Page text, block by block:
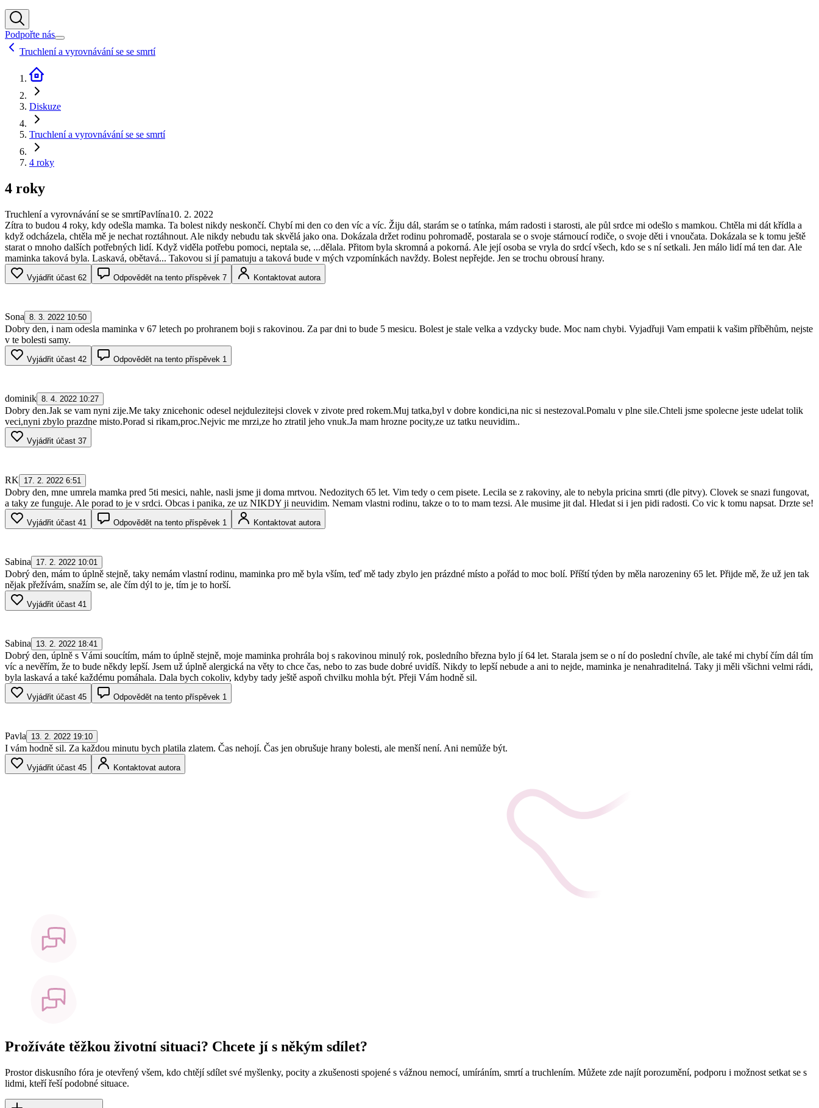
Podpořte nás
Truchlení a vyrovnávání se se smrtí
Diskuze
Truchlení a vyrovnávání se se smrtí
4 roky
4 roky
Truchlení a vyrovnávání se se smrtíPavlína10. 2. 2022
Zítra to budou 4 roky, kdy odešla mamka. Ta bolest nikdy neskončí. Chybí mi den co den víc a víc. Žiju dál, starám se o tatínka, mám radosti i starosti, ale půl srdce mi odešlo s mamkou. Chtěla mi dát křídla a
když odcházela, chtěla mě je nechat roztáhnout. Ale nikdy nebudu tak skvělá jako ona. Dokázala držet rodinu pohromadě, postarala se o svoje stárnoucí rodiče, o svoje děti i vnoučata. Dokázala se k tomu ještě
starat o mnoho dalších potřebných lidí. Když viděla potřebu pomoci, neptala se, ...dělala. Přitom byla skromná a pokorná. Ale její osoba se vryla do srdcí všech, kdo se s ní setkali. Jen málo lidí má ten dar. Ale
maminka taková byla. Laskavá, obětavá... Takovou si jí pamatuju a taková bude v mých vzpomínkách navždy. Bolest nepřejde. Jen se trochu obrousí hrany.
Vyjádřit účast 62 Odpovědět na tento příspěvek 7 Kontaktovat autora
Sona 8. 3. 2022 10:50
Dobry den, i nam odesla maminka v 67 letech po prohranem boji s rakovinou. Za par dni to bude 5 mesicu. Bolest je stale velka a vzdycky bude. Moc nam chybi. Vyjadřuji Vam empatii k vašim příběhům, nejste
v te bolesti samy.
Vyjádřit účast 42 Odpovědět na tento příspěvek 1
dominik 8. 4. 2022 10:27
Dobry den.Jak se vam nyni zije.Me taky znicehonic odesel nejdulezitejsi clovek v zivote pred rokem.Muj tatka,byl v dobre kondici,na nic si nestezoval.Pomalu v plne sile.Chteli jsme spolecne jeste udelat tolik
veci,nyni zbylo prazdne misto.Porad si rikam,proc.Nejvic me mrzi,ze ho ztratil jeho vnuk.Ja mam hrozne pocity,ze uz tatku neuvidim..
Vyjádřit účast 37
RK 17. 2. 2022 6:51
Dobry den, mne umrela mamka pred 5ti mesici, nahle, nasli jsme ji doma mrtvou. Nedozitych 65 let. Vim tedy o cem pisete. Lecila se z rakoviny, ale to nebyla pricina smrti (dle pitvy). Clovek se snazi fungovat,
a taky ze funguje. Ale porad to je v srdci. Obcas i panika, ze uz NIKDY ji neuvidim. Nemam vlastni rodinu, takze o to to mam tezsi. Ale musime jit dal. Hledat si i jen pidi radosti. Co vic k tomu napsat. Drzte se!
Vyjádřit účast 41 Odpovědět na tento příspěvek 1 Kontaktovat autora
Sabina 17. 2. 2022 10:01
Dobrý den, mám to úplně stejně, taky nemám vlastní rodinu, maminka pro mě byla vším, teď mě tady zbylo jen prázdné místo a pořád to moc bolí. Příští týden by měla narozeniny 65 let. Přijde mě, že už jen tak
nějak přežívám, snažím se, ale čím dýl to je, tím je to horší.
Vyjádřit účast 41
Sabina 13. 2. 2022 18:41
Dobrý den, úplně s Vámi soucítím, mám to úplně stejně, moje maminka prohrála boj s rakovinou minulý rok, posledního března bylo jí 64 let. Starala jsem se o ní do poslední chvíle, ale také mi chybí čím dál tím
víc a nevěřím, že to bude někdy lepší. Jsem už úplně alergická na věty to chce čas, nebo to zas bude dobré uvidíš. Nikdy to lepší nebude a ani to nejde, maminka je nenahraditelná. Taky ji měli všichni velmi rádi,
byla laskavá a také každému pomáhala. Dala bych cokoliv, kdyby tady ještě aspoň chvilku mohla být. Přeji Vám hodně sil.
Vyjádřit účast 45 Odpovědět na tento příspěvek 1
Pavla 13. 2. 2022 19:10
I vám hodně sil. Za každou minutu bych platila zlatem. Čas nehojí. Čas jen obrušuje hrany bolesti, ale menší není. Ani nemůže být.
Vyjádřit účast 45 Kontaktovat autora
Prožíváte těžkou životní situaci? Chcete jí s někým sdílet?
Prostor diskusního fóra je otevřený všem, kdo chtějí sdílet své myšlenky, pocity a zkušenosti spojené s vážnou nemocí, umíráním, smrtí a truchlením. Můžete zde najít porozumění, podporu i možnost setkat se s
lidmi, kteří řeší podobné situace.